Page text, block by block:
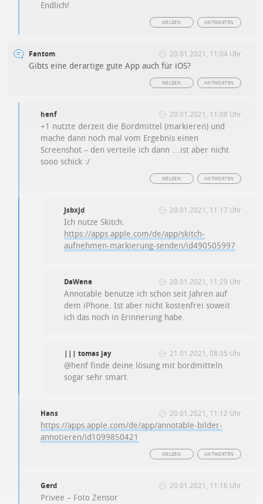
Endlich!
ANTWORTEN
MELDEN
Fantom 20.01.2021, 11:04 Uhr
Gibts eine derartige gute App auch für iOS?
ANTWORTEN
MELDEN
henf 20.01.2021, 11:08 Uhr
+1 nutzte derzeit die Bordmittel (markieren) und
mache dann noch mal vom Ergebnis einen
Screenshot – den verteile ich dann …ist aber nicht
sooo schick :/
ANTWORTEN
MELDEN
Jsbxjd 20.01.2021, 11:17 Uhr
Ich nutze Skitch.
https://apps.apple.com/de/app/skitch-
aufnehmen-markierung-senden/id490505997
DaWene 20.01.2021, 11:29 Uhr
Annotable benutze ich schon seit Jahren auf
dem iPhone. Ist aber nicht kostenfrei soweit
ich das noch in Erinnerung habe.
||| tomas jay 21.01.2021, 08:35 Uhr
@henf finde deine lösung mit bordmitteln
sogar sehr smart.
Hans 20.01.2021, 11:12 Uhr
https://apps.apple.com/de/app/annotable-bilder-
annotieren/id1099850421
ANTWORTEN
MELDEN
Gerd 20.01.2021, 11:16 Uhr
Privee – Foto Zensor